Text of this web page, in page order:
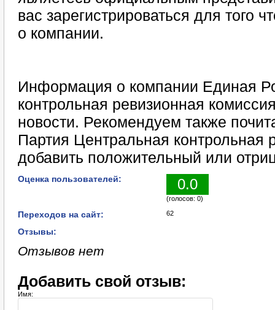
вас зарегистрироваться для того
о компании.
Информация о компании Единая
контрольная ревизионная
новости. Рекомендуем также
Партия Центральная контрольная
добавить положительный или
Оценка пользователей: 0.0
(голосов: 0)
Переходов на сайт: 62
Отзывы:
Отзывов нет
Добавить свой отзыв:
Имя: